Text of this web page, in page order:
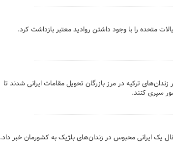
متحده را با وجود داشتن روادید معتبر بازداشت کرد.
محکوم به‌ حبس در زندان‌های ترکیه در مرز بازرگان تحویل مقامات ایرانی شدند تا
سپری کنند.
یک ایرانی محبوس در زندان‌های بلژیک به کشورمان خبر داد.